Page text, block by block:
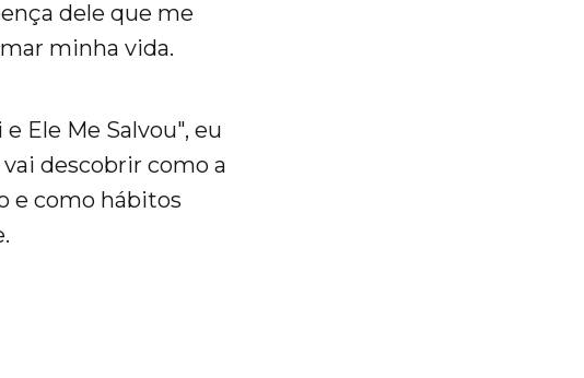
dele que me
minha vida.
Ele Me Salvou", eu
descobrir como a
e como hábitos